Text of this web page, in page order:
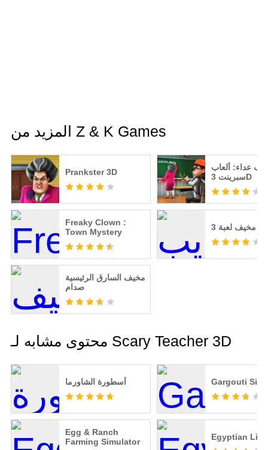
المزيد من Z & K Games
Prankster 3D
عداء: ألعاب
سبرينت 3D
Freaky Clown :
Town Mystery
مخيف السارق الرئيسية
صدام
محتوى مشابه لـ Scary Teacher 3D
أسطورة الشاورما Gargouti
Egg & Ranch
Farming Simulator
Egyptian Life